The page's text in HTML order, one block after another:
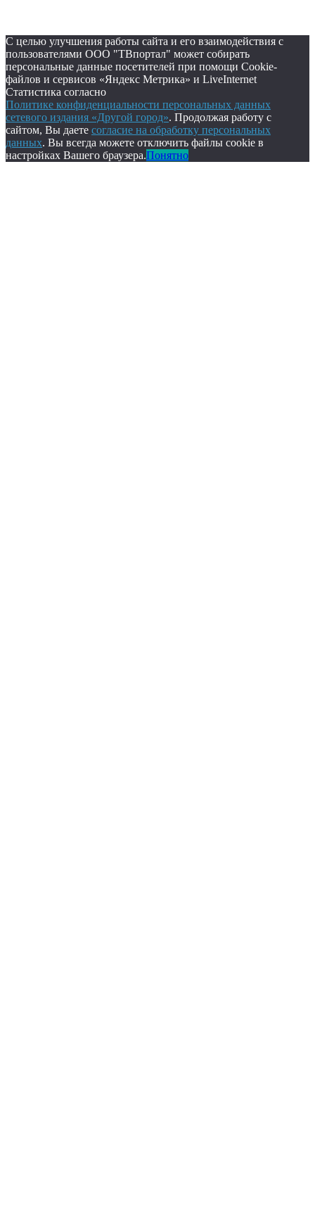
С целью улучшения работы сайта и его взаимодействия с
пользователями ООО "ТВпортал" может собирать
персональные данные посетителей при помощи Cookie-
файлов и сервисов «Яндекс Метрика» и LiveInternet
Статистика согласно
Политике конфиденциальности персональных данных
сетевого издания «Другой город». Продолжая работу с
сайтом, Вы даете согласие на обработку персональных
данных. Вы всегда можете отключить файлы cookie в
настройках Вашего браузера.Понятно